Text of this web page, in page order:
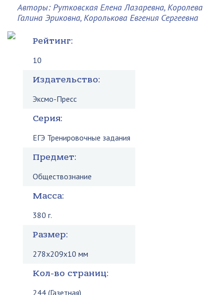
Авторы: Рутковская Елена Лазаревна, Королева
Галина Эриковна, Королькова Евгения Сергеевна
Рейтинг:
10
Издательство:
Эксмо-Пресс
Серия:
ЕГЭ Тренировочные задания
Предмет:
Обществознание
Масса:
380 г.
Размер:
278x209x10 мм
Кол-во страниц:
244 (Газетная)